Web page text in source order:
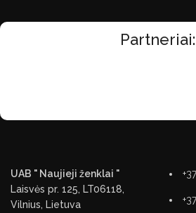
Partneriai:
UAB " Naujieji ženklai "
Laisvės pr. 125, LT06118,
Vilnius, Lietuva